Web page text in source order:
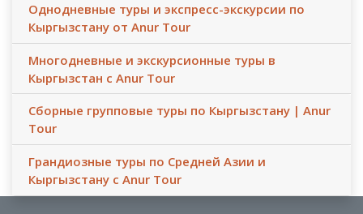
Однодневные туры и экспресс-экскурсии по
Кыргызстану от Anur Tour
Многодневные и экскурсионные туры в
Кыргызстан с Anur Tour
Сборные групповые туры по Кыргызстану | Anur
Tour
Грандиозные туры по Средней Азии и
Кыргызстану с Anur Tour